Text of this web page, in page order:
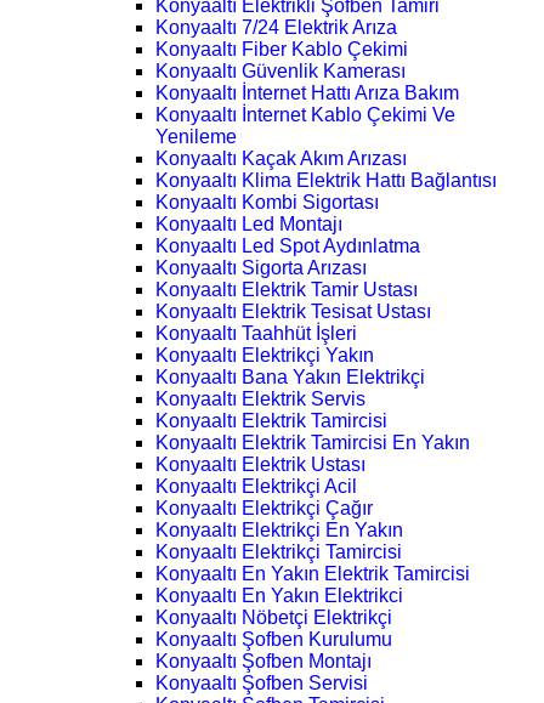
Konyaaltı Elektrikli Şofben Tamiri
Konyaaltı 7/24 Elektrik Arıza
Konyaaltı Fiber Kablo Çekimi
Konyaaltı Güvenlik Kamerası
Konyaaltı İnternet Hattı Arıza Bakım
Konyaaltı İnternet Kablo Çekimi Ve
Yenileme
Konyaaltı Kaçak Akım Arızası
Konyaaltı Klima Elektrik Hattı Bağlantısı
Konyaaltı Kombi Sigortası
Konyaaltı Led Montajı
Konyaaltı Led Spot Aydınlatma
Konyaaltı Sigorta Arızası
Konyaaltı Elektrik Tamir Ustası
Konyaaltı Elektrik Tesisat Ustası
Konyaaltı Taahhüt İşleri
Konyaaltı Elektrikçi Yakın
Konyaaltı Bana Yakın Elektrikçi
Konyaaltı Elektrik Servis
Konyaaltı Elektrik Tamircisi
Konyaaltı Elektrik Tamircisi En Yakın
Konyaaltı Elektrik Ustası
Konyaaltı Elektrikçi Acil
Konyaaltı Elektrikçi Çağır
Konyaaltı Elektrikçi En Yakın
Konyaaltı Elektrikçi Tamircisi
Konyaaltı En Yakın Elektrik Tamircisi
Konyaaltı En Yakın Elektrikci
Konyaaltı Nöbetçi Elektrikçi
Konyaaltı Şofben Kurulumu
Konyaaltı Şofben Montajı
Konyaaltı Şofben Servisi